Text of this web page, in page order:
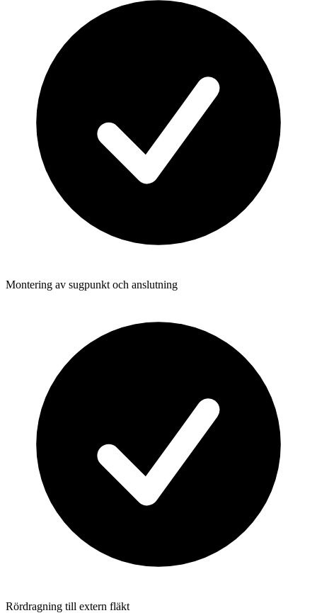
Montering av sugpunkt och anslutning
Rördragning till extern fläkt